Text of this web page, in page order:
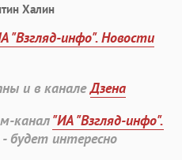
Халин
"Взгляд-инфо". Новости
и в каналеДзена
канал"ИА "Взгляд-инфо".
будет интересно